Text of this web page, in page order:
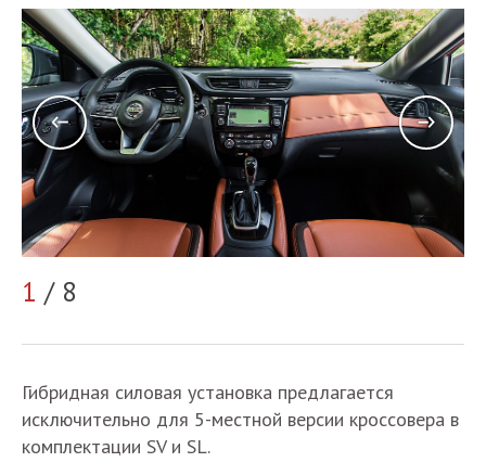
1 / 8
Гибридная силовая установка предлагается
исключительно для 5-местной версии кроссовера в
комплектации SV и SL.